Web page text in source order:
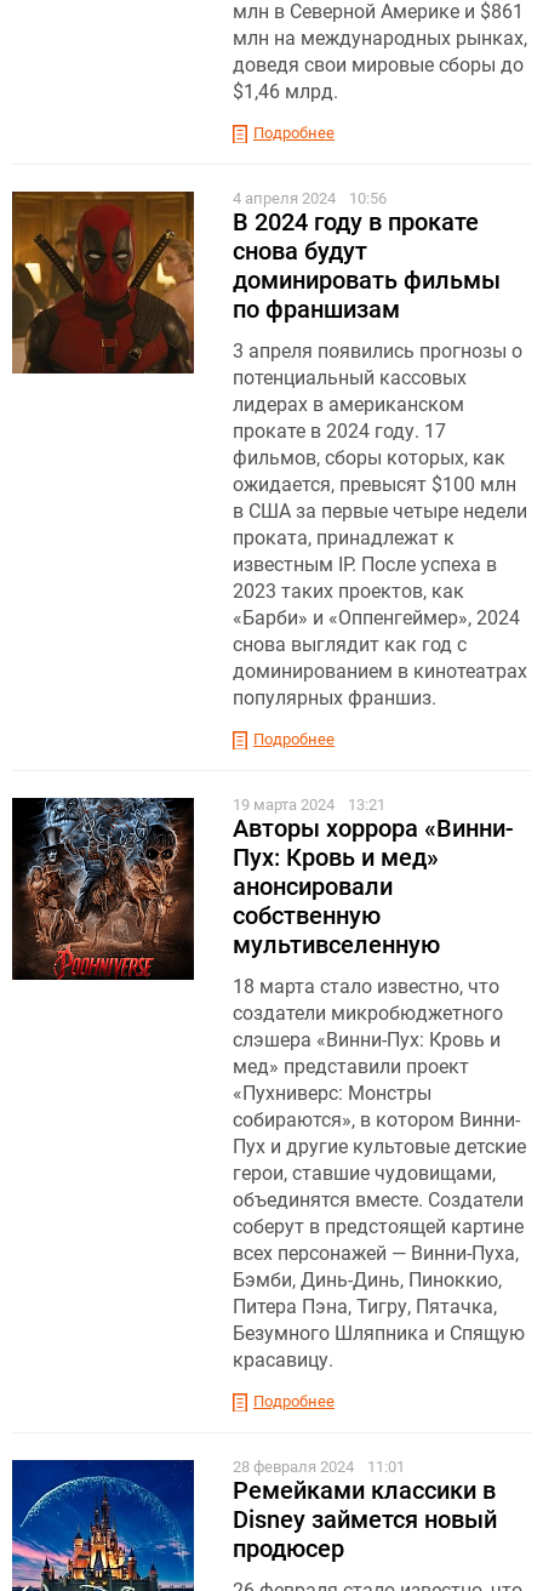
млн в Северной Америке и $861
млн на международных рынках,
доведя свои мировые сборы до
$1,46 млрд.
Подробнее
4 апреля 2024 10:56
В 2024 году в прокате
снова будут
доминировать фильмы
по франшизам
3 апреля появились прогнозы о
потенциальный кассовых
лидерах в американском
прокате в 2024 году. 17
фильмов, сборы которых, как
ожидается, превысят $100 млн
в США за первые четыре недели
проката, принадлежат к
известным IP. После успеха в
2023 таких проектов, как
«Барби» и «Оппенгеймер», 2024
снова выглядит как год с
доминированием в кинотеатрах
популярных франшиз.
Подробнее
19 марта 2024 13:21
Авторы хоррора «Винни-
Пух: Кровь и мед»
анонсировали
собственную
мультивселенную
18 марта стало известно, что
создатели микробюджетного
слэшера «Винни-Пух: Кровь и
мед» представили проект
«Пухниверс: Монстры
собираются», в котором Винни-
Пух и другие культовые детские
герои, ставшие чудовищами,
объединятся вместе. Создатели
соберут в предстоящей картине
всех персонажей — Винни-Пуха,
Бэмби, Динь-Динь, Пиноккио,
Питера Пэна, Тигру, Пятачка,
Безумного Шляпника и Спящую
красавицу.
Подробнее
28 февраля 2024 11:01
Ремейками классики в
Disney займется новый
продюсер